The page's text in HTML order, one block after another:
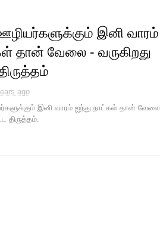
இனி வாரம்
தான் வேலை - வருகிறது
ago
இனி வாரம் ஐந்து நாட்கள் தான் வேலை
திருத்தம்.